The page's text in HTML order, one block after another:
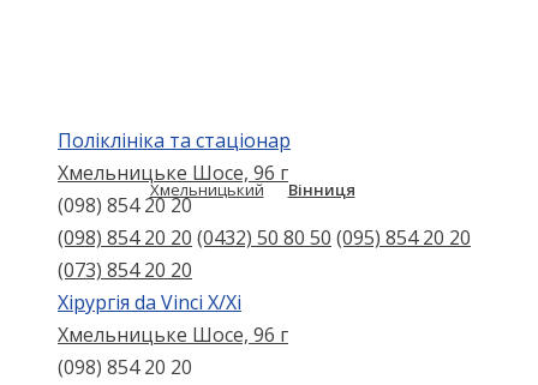
Хмельницький Вінниця
Поліклініка та стаціонар
Хмельницьке Шосе, 96 г
(098) 854 20 20
(098) 854 20 20 (0432) 50 80 50 (095) 854 20 20
(073) 854 20 20
Хірургія da Vinci X/Xі
Хмельницьке Шосе, 96 г
(098) 854 20 20